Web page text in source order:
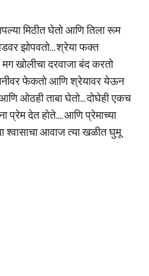
मिठीत घेतो आणि तिला रूम
झोपवतो... श्रेया फक्त
खोलीचा दरवाजा बंद करतो
फेकतो आणि श्रेयावर येऊन
ओठही ताबा घेतो... दोघेही एकच
देत होते.... आणि प्रेमाच्या
श्वासाचा आवाज त्या खळीत घुमू